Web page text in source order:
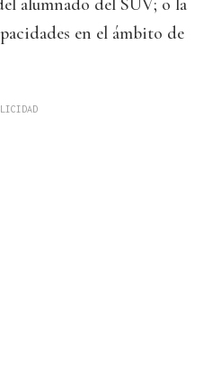
alumnado del SUV; o la
en el ámbito de